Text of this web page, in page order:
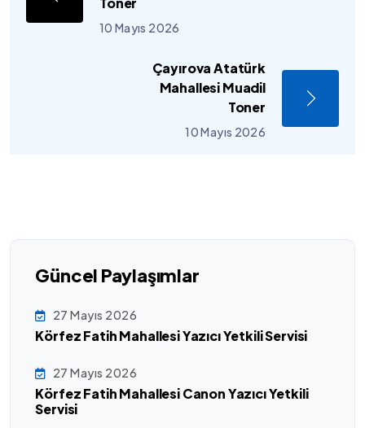
10 Mayıs 2026
Çayırova Atatürk
Mahallesi Muadil
Toner
10 Mayıs 2026
Güncel Paylaşımlar
27 Mayıs 2026
Körfez Fatih Mahallesi Yazıcı Yetkili Servisi
27 Mayıs 2026
Körfez Fatih Mahallesi Canon Yazıcı Yetkili
Servisi